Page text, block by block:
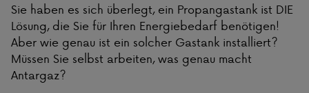
Sie haben es sich überlegt, ein Propangastank ist DIE
Lösung, die Sie für Ihren Energiebedarf benötigen!
Aber wie genau ist ein solcher Gastank installiert?
Müssen Sie selbst arbeiten, was genau macht
Antargaz?